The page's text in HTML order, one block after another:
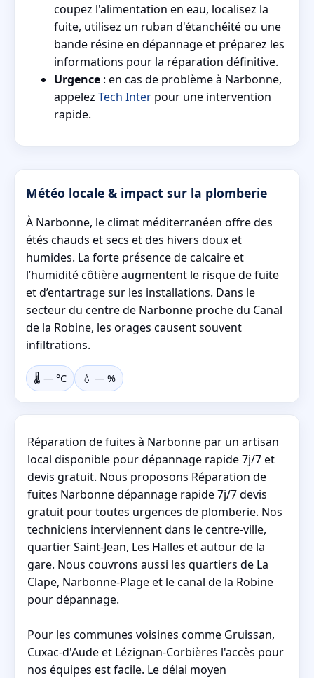
coupez l'alimentation en eau, localisez la
fuite, utilisez un ruban d'étanchéité ou une
bande résine en dépannage et préparez les
informations pour la réparation définitive.
Urgence : en cas de problème à Narbonne,
appelez Tech Inter pour une intervention
rapide.
Météo locale & impact sur la plomberie
À Narbonne, le climat méditerranéen offre des
étés chauds et secs et des hivers doux et
humides. La forte présence de calcaire et
l’humidité côtière augmentent le risque de fuite
et d’entartrage sur les installations. Dans le
secteur du centre de Narbonne proche du Canal
de la Robine, les orages causent souvent
infiltrations.
🌡️ — °C 💧 — %
Réparation de fuites à Narbonne par un artisan
local disponible pour dépannage rapide 7j/7 et
devis gratuit. Nous proposons Réparation de
fuites Narbonne dépannage rapide 7j/7 devis
gratuit pour toutes urgences de plomberie. Nos
techniciens interviennent dans le centre-ville,
quartier Saint-Jean, Les Halles et autour de la
gare. Nous couvrons aussi les quartiers de La
Clape, Narbonne-Plage et le canal de la Robine
pour dépannage.
Pour les communes voisines comme Gruissan,
Cuxac-d'Aude et Lézignan-Corbières l'accès pour
nos équipes est facile. Le délai moyen